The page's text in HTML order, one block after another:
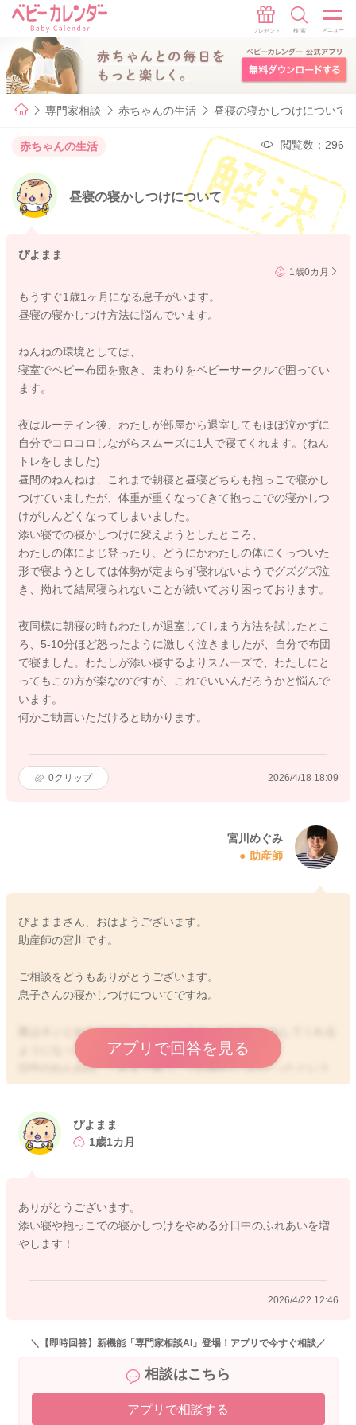
専門家相談 赤ちゃんの生活 昼寝の寝かしつけについて
赤ちゃんの生活 閲覧数：296
昼寝の寝かしつけについて
ぴよまま
1歳0カ月
もうすぐ1歳1ヶ月になる息子がいます。
昼寝の寝かしつけ方法に悩んでいます。
ねんねの環境としては、
寝室でベビー布団を敷き、まわりをベビーサークルで囲ってい
ます。
夜はルーティン後、わたしが部屋から退室してもほぼ泣かずに
自分でコロコロしながらスムーズに1人で寝てくれます。(ねん
トレをしました)
昼間のねんねは、これまで朝寝と昼寝どちらも抱っこで寝かし
つけていましたが、体重が重くなってきて抱っこでの寝かしつ
けがしんどくなってしまいました。
添い寝での寝かしつけに変えようとしたところ、
わたしの体によじ登ったり、どうにかわたしの体にくっついた
形で寝ようとしては体勢が定まらず寝れないようでグズグズ泣
き、拗れて結局寝られないことが続いており困っております。
夜同様に朝寝の時もわたしが退室してしまう方法を試したとこ
ろ、5-10分ほど怒ったように激しく泣きましたが、自分で布団
で寝ました。わたしが添い寝するよりスムーズで、わたしにと
ってもこの方が楽なのですが、これでいいんだろうかと悩んで
います。
何かご助言いただけると助かります。
0クリップ 2026/4/18 18:09
宮川めぐみ
助産師
ぴよままさん、おはようございます。
助産師の宮川です。
ご相談をどうもありがとうございます。
息子さんの寝かしつけについてですね。
夜はネンとれをされていたこともあり、1人でねんねしてくれる
ようになっているのですね。
日中のねんねは、これまで抱っこでの寝かしつけだったという
ことなのですが、添い寝もなかなか難しくなっているというこ
ですね。
実際に寝かしつけをされるのはぴよままさんになりますので、
進めやすい方が良いかもしれません。
遊んだり、触れ合う機会を増やすようにしていただく方がいい
の分触れ合う機会は必然的に減ります。
しかしまだまだたくさんくっついたり、触れ合いたい気持ちが
多い時でもありますので、その気持ちを満たしてあげるために
アプリで回答を見る
ぴよまま
1歳1カ月
ありがとうございます。
添い寝や抱っこでの寝かしつけをやめる分日中のふれあいを増
やします！
2026/4/22 12:46
＼【即時回答】新機能「専門家相談AI」登場！アプリで今すぐ相談／
相談はこちら
アプリで相談する